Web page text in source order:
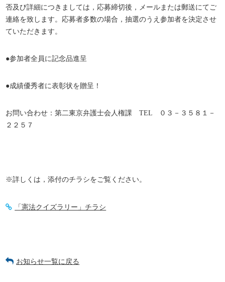
否及び詳細につきましては，応募締切後，メールまたは郵送にてご
連絡を致します。応募者多数の場合，抽選のうえ参加者を決定させ
ていただきます。
●参加者全員に記念品進呈
●成績優秀者に表彰状を贈呈！
お問い合わせ：第二東京弁護士会人権課 TEL ０３－３５８１－
２２５７
※詳しくは，添付のチラシをご覧ください。
「憲法クイズラリー」チラシ
お知らせ一覧に戻る